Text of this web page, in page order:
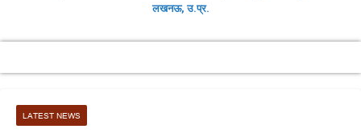
लखनऊ, उ.प्र.
LATEST NEWS